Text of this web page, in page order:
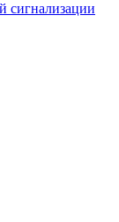
сигнализации